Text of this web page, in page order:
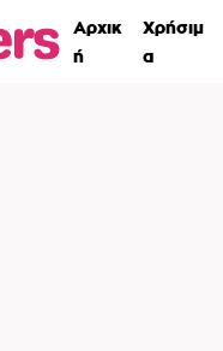
Αρχικ
ή
Χρήσιμ
α